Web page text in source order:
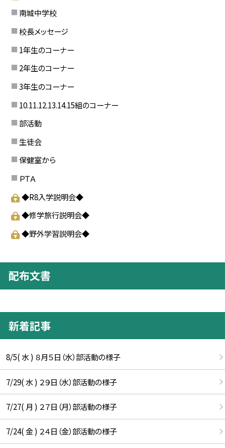
南城中学校
校長メッセージ
1年生のコーナー
2年生のコーナー
3年生のコーナー
10.11.12.13.14.15組のコーナー
部活動
生徒会
保健室から
ＰＴＡ
◆R8入学説明会◆
◆修学旅行説明会◆
◆野外学習説明会◆
配布文書
新着記事
8/5( 水 ) ８月５日（水）部活動の様子
7/29( 水 ) ２９日（水）部活動の様子
7/27( 月 ) ２７日（月）部活動の様子
7/24( 金 ) ２４日（金）部活動の様子